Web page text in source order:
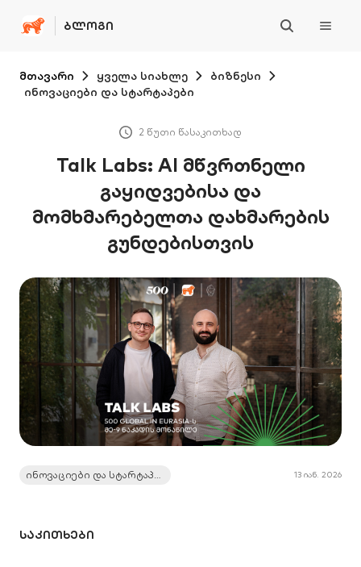
ᲑᲚᲝᲒᲘ
მთავარი ყველა სიახლე
ბიზნესი
ინოვაციები და სტარტაპები
2 წუთი წასაკითხად
Talk Labs: AI მწვრთნელი
გაყიდვებისა და
მომხმარებელთა დახმარების
გუნდებისთვის
ინოვაციები და სტარტაპები 13 იან. 2026
ᲡᲐᲙᲘᲗᲮᲔᲑᲘ